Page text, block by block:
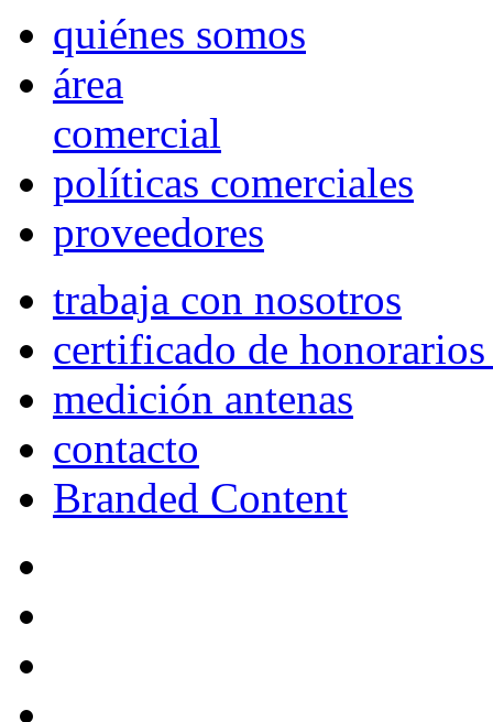
quiénes somos
área
comercial
políticas comerciales
proveedores
trabaja con nosotros
certificado de
medición antenas
contacto
Branded Content